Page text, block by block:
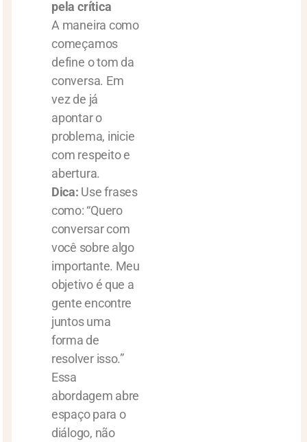
pela crítica
A maneira como
começamos
define o tom da
conversa. Em
vez de já
apontar o
problema, inicie
com respeito e
abertura.
Dica: Use frases
como: “Quero
conversar com
você sobre algo
importante. Meu
objetivo é que a
gente encontre
juntos uma
forma de
resolver isso.”
Essa
abordagem abre
espaço para o
diálogo, não